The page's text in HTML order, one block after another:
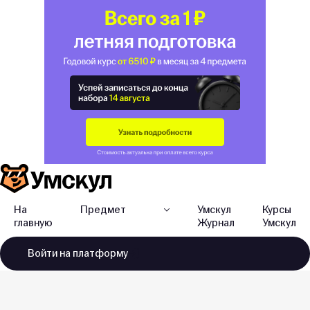
На
главную
Предмет
Умскул
Журнал
Курсы
Умскул
Войти на платформу